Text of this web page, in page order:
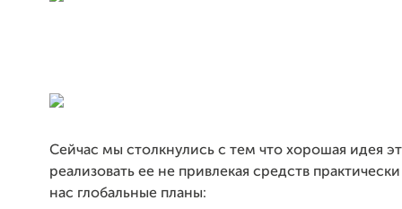
Сейчас мы столкнулись с тем что хорошая идея
реализовать ее не привлекая средств
нас глобальные планы: